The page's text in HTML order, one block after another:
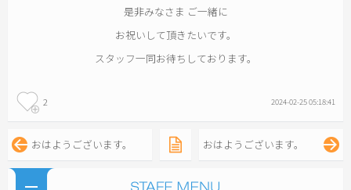
是非みなさま ご一緒に
お祝いして頂きたいです。
スタッフ一同お待ちしております。
2 2024-02-25 05:18:41
おはようございます。 おはようございます。